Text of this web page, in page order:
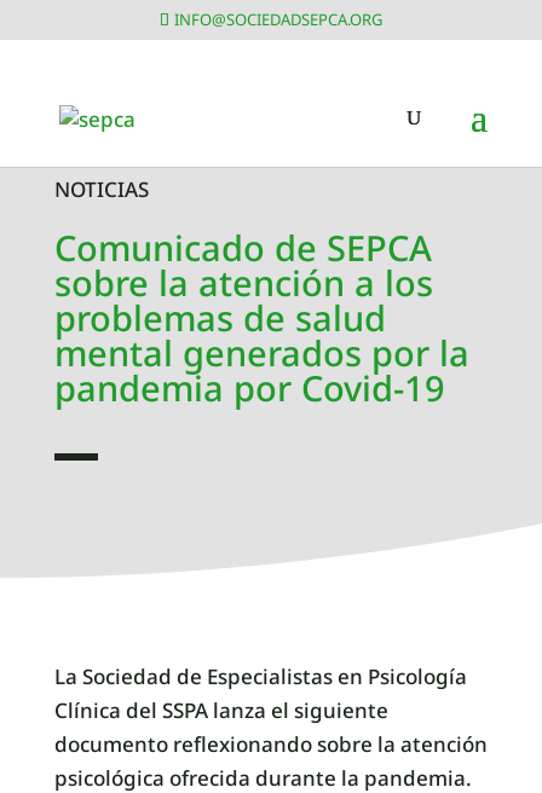
INFO@SOCIEDADSEPCA.ORG
NOTICIAS
Comunicado de SEPCA
sobre la atención a los
problemas de salud
mental generados por la
pandemia por Covid-19
La Sociedad de Especialistas en Psicología
Clínica del SSPA lanza el siguiente
documento reflexionando sobre la atención
psicológica ofrecida durante la pandemia.